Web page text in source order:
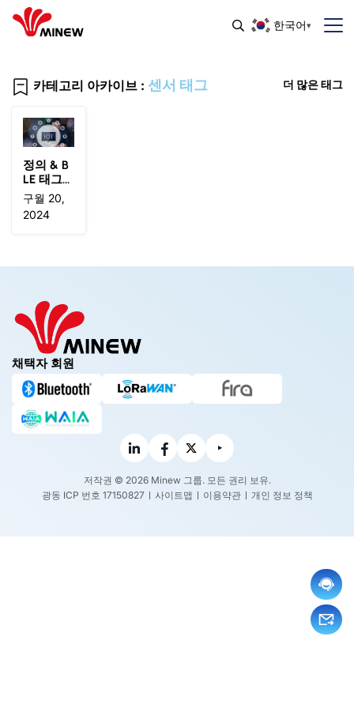
한국어
카테고리 아카이브 : 센서 태그 더 많은 태그
정의 & B
LE 태그
사용, 센
서 태그,
인사 태
구월 20,
2024
채택자 회원
저작권 © 2026 Minew 그룹. 모든 권리 보유.
광동 ICP 번호 17150827
사이트맵 이용약관 개인 정보 정책